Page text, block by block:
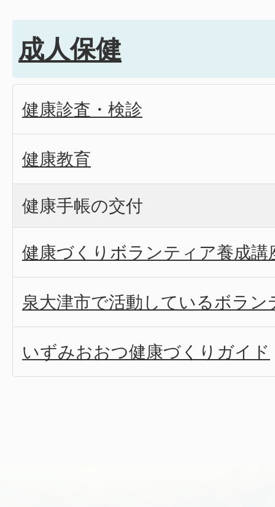
成人保健
健康診査・検診
健康教育
健康手帳の交付
健康づくりボランティア養成講
泉大津市で活動しているボラン
いずみおおつ健康づくりガイド